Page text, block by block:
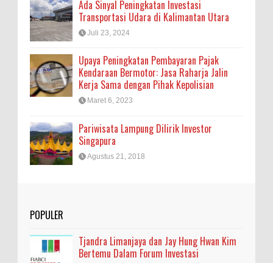
Ada Sinyal Peningkatan Investasi
Transportasi Udara di Kalimantan Utara
Juli 23, 2024
Upaya Peningkatan Pembayaran Pajak
Kendaraan Bermotor: Jasa Raharja Jalin
Kerja Sama dengan Pihak Kepolisian
Maret 6, 2023
Pariwisata Lampung Dilirik Investor
Singapura
Agustus 21, 2018
POPULER
Tjandra Limanjaya dan Jay Hung Hwan Kim
Bertemu Dalam Forum Investasi